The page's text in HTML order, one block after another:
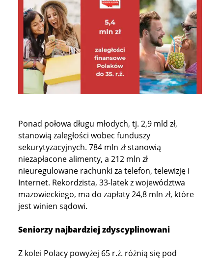
Ponad połowa długu młodych, tj. 2,9 mld zł,
stanowią zaległości wobec funduszy
sekurytyzacyjnych. 784 mln zł stanowią
niezapłacone alimenty, a 212 mln zł
nieuregulowane rachunki za telefon, telewizję i
Internet. Rekordzista, 33-latek z województwa
mazowieckiego, ma do zapłaty 24,8 mln zł, które
jest winien sądowi.
Seniorzy najbardziej zdyscyplinowani
Z kolei Polacy powyżej 65 r.ż. różnią się pod